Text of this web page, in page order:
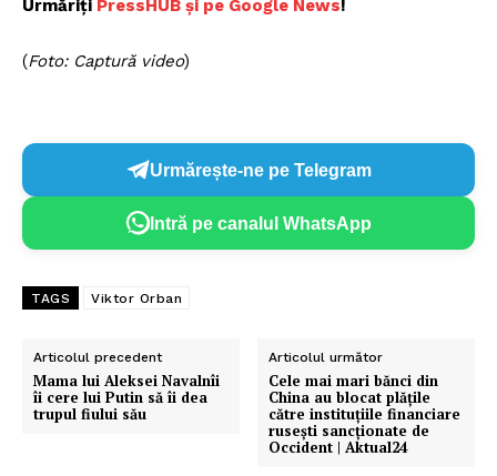
Urmăriți PressHUB și pe Google News!
(Foto: Captură video)
Urmărește-ne pe Telegram
Intră pe canalul WhatsApp
TAGS Viktor Orban
Articolul precedent
Mama lui Aleksei Navalnîi
îi cere lui Putin să îi dea
trupul fiului său
Articolul următor
Cele mai mari bănci din
China au blocat plățile
către instituțiile financiare
rusești sancționate de
Occident | Aktual24